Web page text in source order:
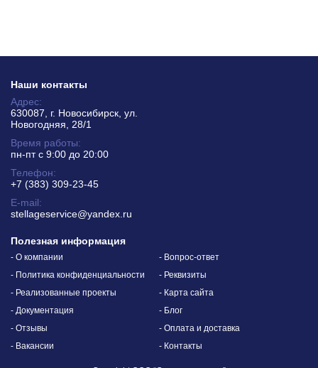
Наши контакты
Адрес:
630087, г. Новосибирск, ул.
Новогодняя, 28/1
Время работы:
пн-пт с 9:00 до 20:00
Телефон:
+7 (383) 309-23-45
E-mail:
stellageservice@yandex.ru
Полезная информация
- О компании
- Вопрос-ответ
- Политика конфиденциальности
- Реквизиты
- Реализованные проекты
- Карта сайта
- Документация
- Блог
- Отзывы
- Оплата и доставка
- Вакансии
- Контакты